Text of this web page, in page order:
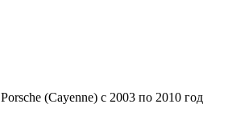
Porsche (Cayenne) с 2003 по 2010 год